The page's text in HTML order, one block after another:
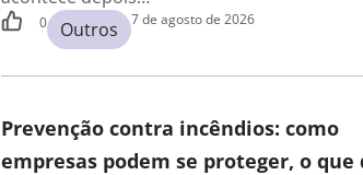
0 Outros 7 de agosto de 2026
Prevenção contra incêndios: como
empresas podem se proteger, o que